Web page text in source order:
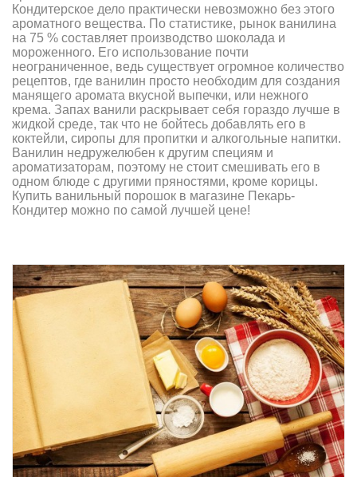
Кондитерское дело практически невозможно без этого
ароматного вещества. По статистике, рынок ванилина
на 75 % составляет производство шоколада и
мороженного. Его использование почти
неограниченное, ведь существует огромное количество
рецептов, где ванилин просто необходим для создания
манящего аромата вкусной выпечки, или нежного
крема. Запах ванили раскрывает себя гораздо лучше в
жидкой среде, так что не бойтесь добавлять его в
коктейли, сиропы для пропитки и алкогольные напитки.
Ванилин недружелюбен к другим специям и
ароматизаторам, поэтому не стоит смешивать его в
одном блюде с другими пряностями, кроме корицы.
Купить ванильный порошок в магазине Пекарь-
Кондитер можно по самой лучшей цене!